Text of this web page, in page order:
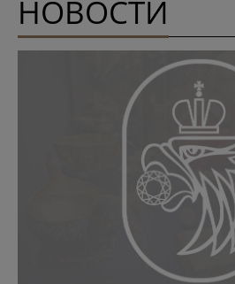
НОВОСТИ